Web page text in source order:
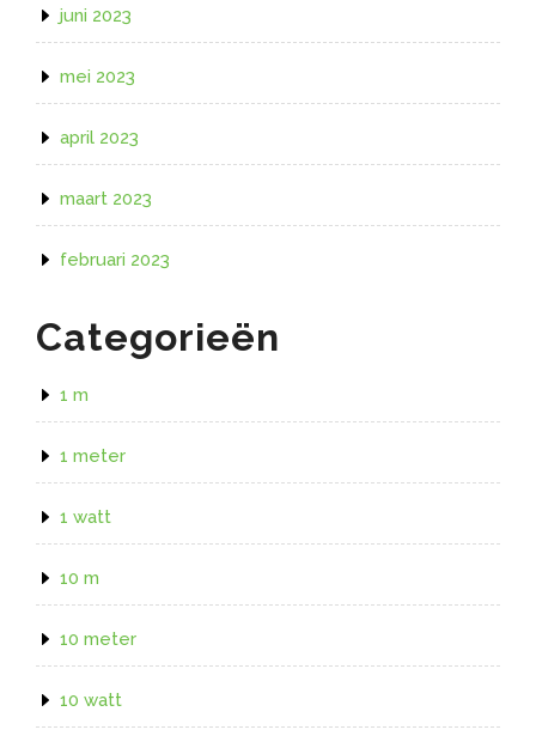
juni 2023
mei 2023
april 2023
maart 2023
februari 2023
Categorieën
1 m
1 meter
1 watt
10 m
10 meter
10 watt